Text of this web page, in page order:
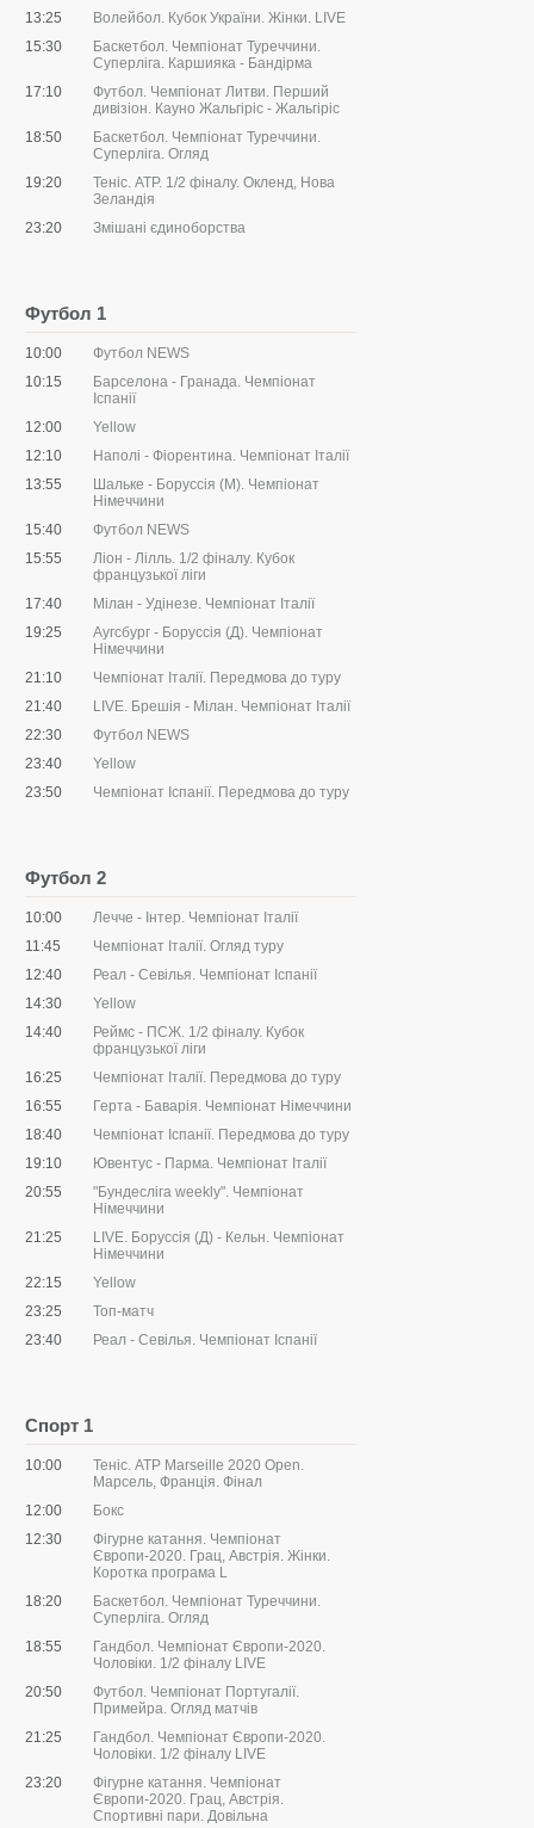
13:25
Волейбол. Кубок України. Жінки. LIVE
15:30
Баскетбол. Чемпіонат Туреччини.
Суперліга. Каршияка - Бандірма
17:10
Футбол. Чемпіонат Литви. Перший
дивізіон. Кауно Жальгіріс - Жальгіріс
18:50
Баскетбол. Чемпіонат Туреччини.
Суперліга. Огляд
19:20
Теніс. ATP. 1/2 фіналу. Окленд, Нова
Зеландія
23:20
Змішані єдиноборства
Футбол 1
10:00
Футбол NEWS
10:15
Барселона - Гранада. Чемпіонат
Іспанії
12:00
Yellow
12:10
Наполі - Фіорентина. Чемпіонат Італії
13:55
Шальке - Боруссія (М). Чемпіонат
Німеччини
15:40
Футбол NEWS
15:55
Ліон - Лілль. 1/2 фіналу. Кубок
французької ліги
17:40
Мілан - Удінезе. Чемпіонат Італії
19:25
Аугсбург - Боруссія (Д). Чемпіонат
Німеччини
21:10
Чемпіонат Італії. Передмова до туру
21:40
LIVE. Брешія - Мілан. Чемпіонат Італії
22:30
Футбол NEWS
23:40
Yellow
23:50
Чемпіонат Іспанії. Передмова до туру
Футбол 2
10:00
Лечче - Інтер. Чемпіонат Італії
11:45
Чемпіонат Італії. Огляд туру
12:40
Реал - Севілья. Чемпіонат Іспанії
14:30
Yellow
14:40
Реймс - ПСЖ. 1/2 фіналу. Кубок
французької ліги
16:25
Чемпіонат Італії. Передмова до туру
16:55
Герта - Баварія. Чемпіонат Німеччини
18:40
Чемпіонат Іспанії. Передмова до туру
19:10
Ювентус - Парма. Чемпіонат Італії
20:55
"Бундесліга weekly". Чемпіонат
Німеччини
21:25
LIVE. Боруссія (Д) - Кельн. Чемпіонат
Німеччини
22:15
Yellow
23:25
Топ-матч
23:40
Реал - Севілья. Чемпіонат Іспанії
Спорт 1
10:00
Теніс. ATP Marseille 2020 Open.
Марсель, Франція. Фінал
12:00
Бокс
12:30
Фігурне катання. Чемпіонат
Європи-2020. Грац, Австрія. Жінки.
Коротка програма L
18:20
Баскетбол. Чемпіонат Туреччини.
Суперліга. Огляд
18:55
Гандбол. Чемпіонат Європи-2020.
Чоловіки. 1/2 фіналу LIVE
20:50
Футбол. Чемпіонат Португалії.
Примейра. Огляд матчів
21:25
Гандбол. Чемпіонат Європи-2020.
Чоловіки. 1/2 фіналу LIVE
23:20
Фігурне катання. Чемпіонат
Європи-2020. Грац, Австрія.
Спортивні пари. Довільна